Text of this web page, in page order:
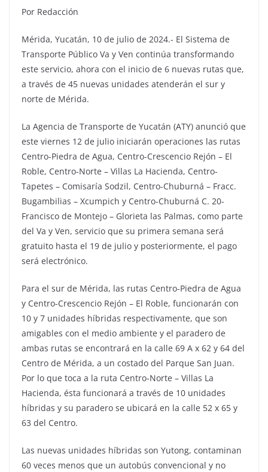
Por Redacción
Mérida, Yucatán, 10 de julio de 2024.- El Sistema de
Transporte Público Va y Ven continúa transformando
este servicio, ahora con el inicio de 6 nuevas rutas que,
a través de 45 nuevas unidades atenderán el sur y
norte de Mérida.
La Agencia de Transporte de Yucatán (ATY) anunció que
este viernes 12 de julio iniciarán operaciones las rutas
Centro-Piedra de Agua, Centro-Crescencio Rejón – El
Roble, Centro-Norte – Villas La Hacienda, Centro-
Tapetes – Comisaría Sodzil, Centro-Chuburná – Fracc.
Bugambilias – Xcumpich y Centro-Chuburná C. 20-
Francisco de Montejo – Glorieta las Palmas, como parte
del Va y Ven, servicio que su primera semana será
gratuito hasta el 19 de julio y posteriormente, el pago
será electrónico.
Para el sur de Mérida, las rutas Centro-Piedra de Agua
y Centro-Crescencio Rejón – El Roble, funcionarán con
10 y 7 unidades híbridas respectivamente, que son
amigables con el medio ambiente y el paradero de
ambas rutas se encontrará en la calle 69 A x 62 y 64 del
Centro de Mérida, a un costado del Parque San Juan.
Por lo que toca a la ruta Centro-Norte – Villas La
Hacienda, ésta funcionará a través de 10 unidades
híbridas y su paradero se ubicará en la calle 52 x 65 y
63 del Centro.
Las nuevas unidades híbridas son Yutong, contaminan
60 veces menos que un autobús convencional y no